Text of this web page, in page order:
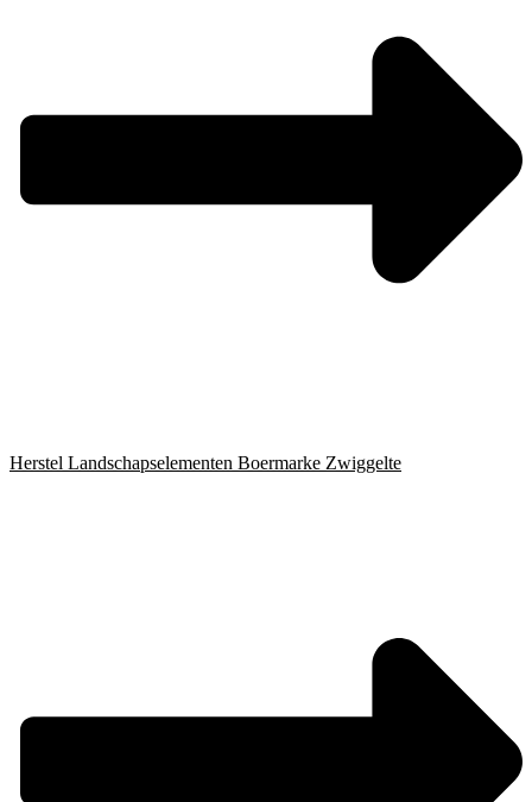
Herstel Landschapselementen Boermarke Zwiggelte